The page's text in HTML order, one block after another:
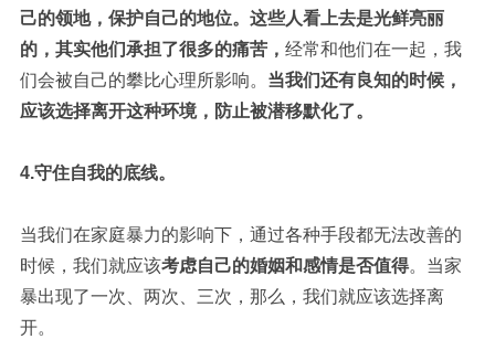
己的领地，保护自己的地位。这些人看上去是光鲜亮丽
的，其实他们承担了很多的痛苦， 经常和他们在一起，我
们会被自己的攀比心理所影响。 当我们还有良知的时候，
应该选择离开这种环境，防止被潜移默化了。
4.守住自我的底线。
当我们在家庭暴力的影响下，通过各种手段都无法改善的
时候，我们就应该考虑自己的婚姻和感情是否值得。当家
暴出现了一次、两次、三次，那么，我们就应该选择离
开。